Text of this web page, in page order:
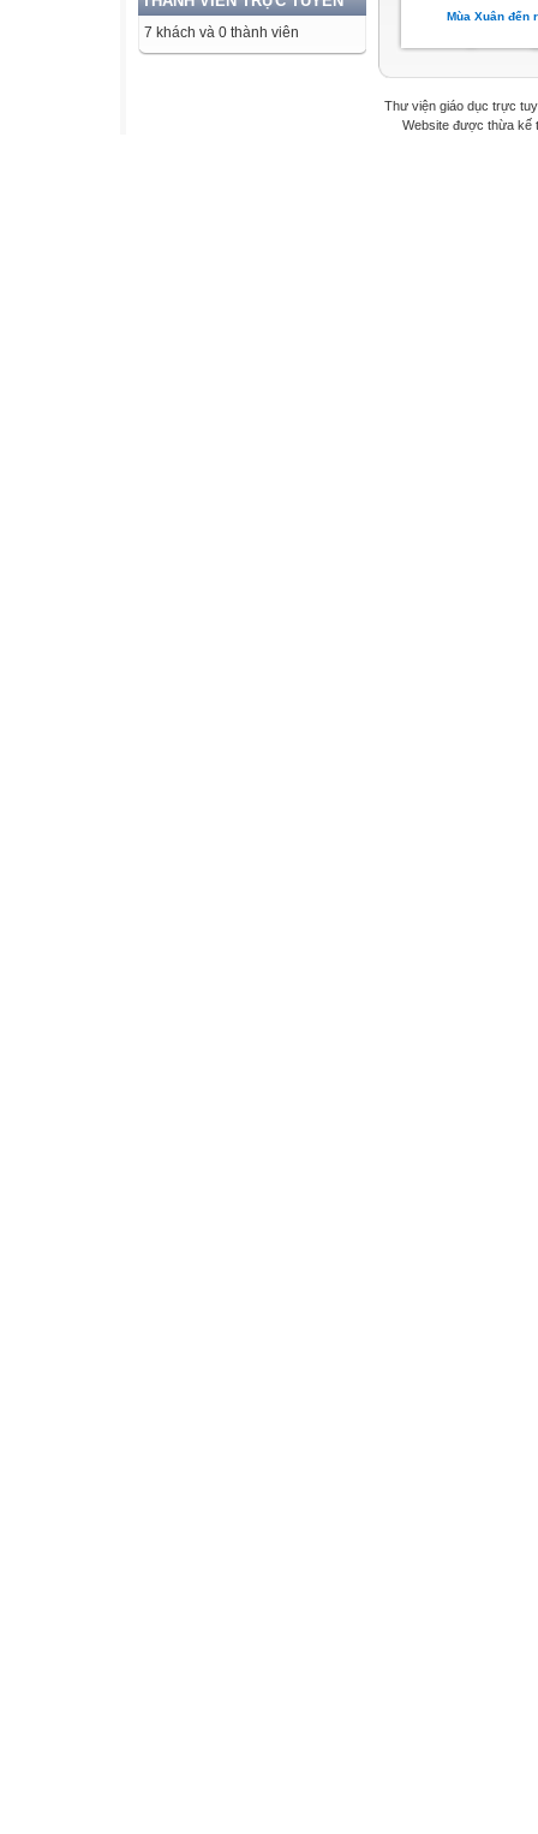
7 khách và 0 thành viên
Mùa Xuân đến
Thư viện giáo dục trực
Website được thừa kế